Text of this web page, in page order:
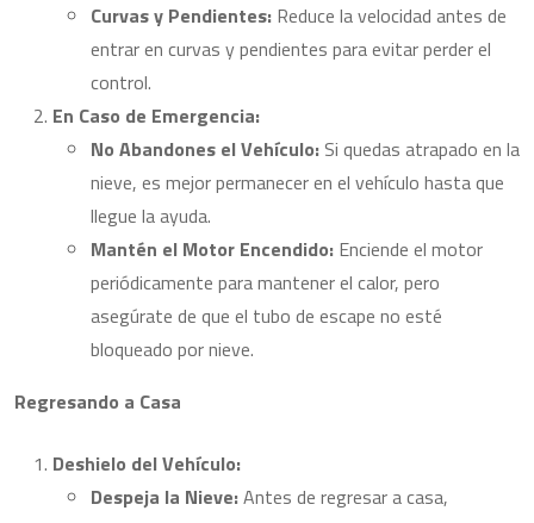
Curvas y Pendientes: Reduce la velocidad antes de
entrar en curvas y pendientes para evitar perder el
control.
En Caso de Emergencia:
No Abandones el Vehículo: Si quedas atrapado en la
nieve, es mejor permanecer en el vehículo hasta que
llegue la ayuda.
Mantén el Motor Encendido: Enciende el motor
periódicamente para mantener el calor, pero
asegúrate de que el tubo de escape no esté
bloqueado por nieve.
Regresando a Casa
Deshielo del Vehículo:
Despeja la Nieve:Antes de regresar a casa,